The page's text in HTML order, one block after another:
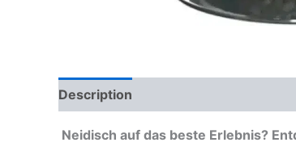
Description
Neidisch auf das beste Erlebnis?